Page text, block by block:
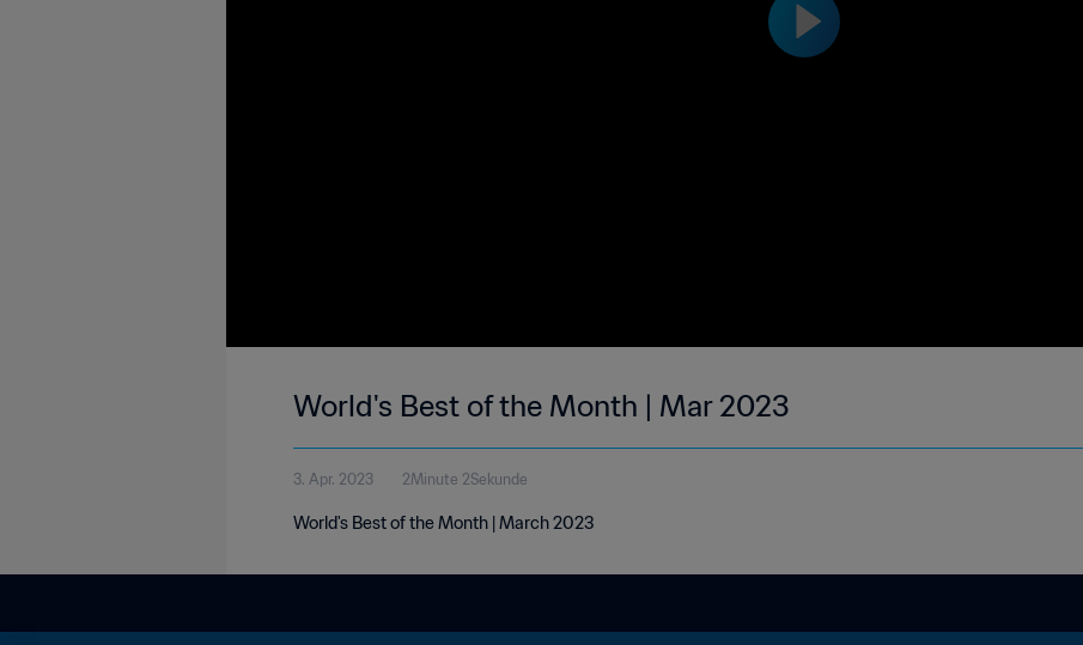
World's Best of the Month | Mar 2023
3. Apr. 2023 2Minute 2Sekunde
World's Best of the Month | March 2023